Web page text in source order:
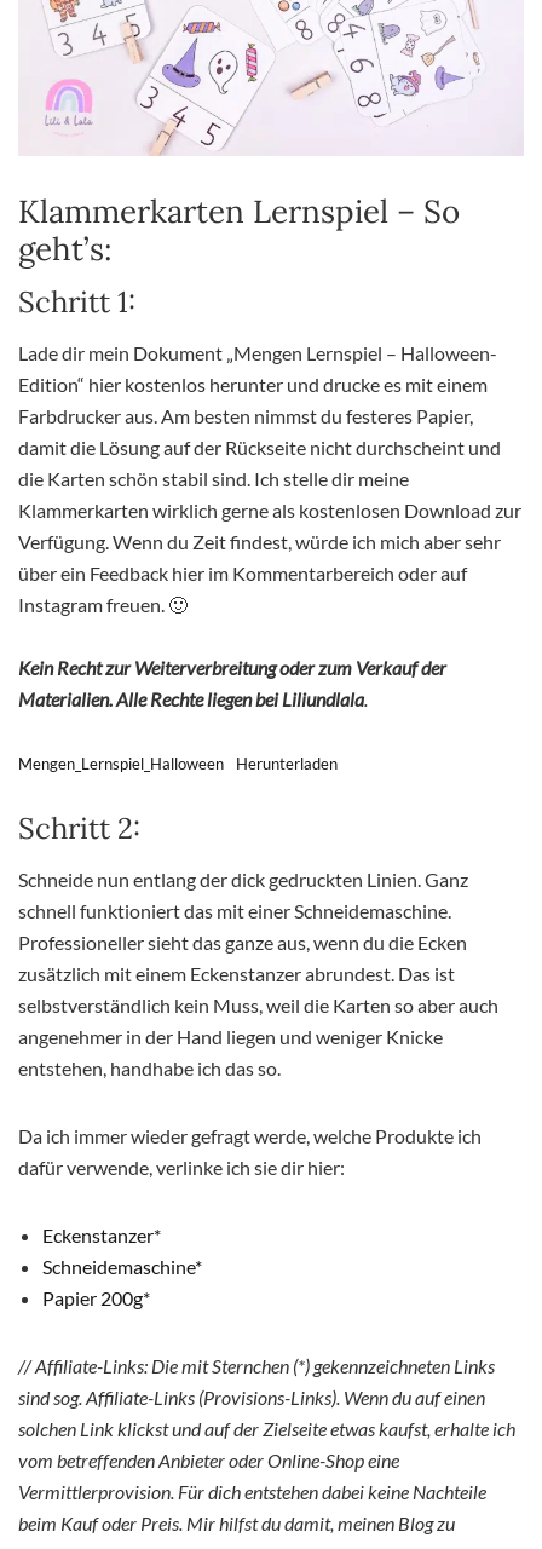
Klammerkarten Lernspiel – So
geht’s:
Schritt 1:
Lade dir mein Dokument „Mengen Lernspiel – Halloween-
Edition“ hier kostenlos herunter und drucke es mit einem
Farbdrucker aus. Am besten nimmst du festeres Papier,
damit die Lösung auf der Rückseite nicht durchscheint und
die Karten schön stabil sind. Ich stelle dir meine
Klammerkarten wirklich gerne als kostenlosen Download zur
Verfügung. Wenn du Zeit findest, würde ich mich aber sehr
über ein Feedback hier im Kommentarbereich oder auf
Instagram freuen. 🙂
Kein Recht zur Weiterverbreitung oder zum Verkauf der
Materialien. Alle Rechte liegen bei Liliundlala.
Mengen_Lernspiel_Halloween Herunterladen
Schritt 2:
Schneide nun entlang der dick gedruckten Linien. Ganz
schnell funktioniert das mit einer Schneidemaschine.
Professioneller sieht das ganze aus, wenn du die Ecken
zusätzlich mit einem Eckenstanzer abrundest. Das ist
selbstverständlich kein Muss, weil die Karten so aber auch
angenehmer in der Hand liegen und weniger Knicke
entstehen, handhabe ich das so.
Da ich immer wieder gefragt werde, welche Produkte ich
dafür verwende, verlinke ich sie dir hier:
Eckenstanzer*
Schneidemaschine*
Papier 200g*
// Affiliate-Links: Die mit Sternchen (*) gekennzeichneten Links
sind sog. Affiliate-Links (Provisions-Links). Wenn du auf einen
solchen Link klickst und auf der Zielseite etwas kaufst, erhalte ich
vom betreffenden Anbieter oder Online-Shop eine
Vermittlerprovision. Für dich entstehen dabei keine Nachteile
beim Kauf oder Preis. Mir hilfst du damit, meinen Blog zu